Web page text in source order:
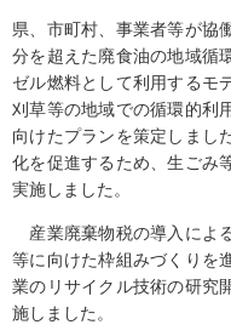
県、市町村、事業者等が協
分を超えた廃食油の地域循
ゼル燃料として利用するモ
刈草等の地域での循環的利
向けたプランを策定しまし
化を促進するため、生ごみ
実施しました。
産業廃棄物税の導入によ
等に向けた枠組みづくりを
業のリサイクル技術の研究
施しました。